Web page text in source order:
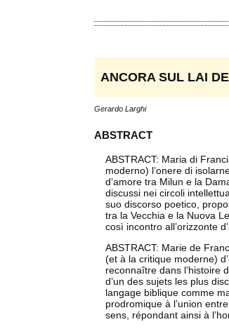
ANCORA SUL LAI
Gerardo Larghi
ABSTRACT
ABSTRACT: Maria di
moderno) l’onere di
d’amore tra Milun e la
discussi nei circoli
suo discorso poetico,
tra la Vecchia e la Nuova
così incontro all’orizzonte
ABSTRACT: Marie de
(et à la critique moderne)
reconnaître dans l’histoire
d’un des sujets les plus
langage biblique comme
prodromique à l’union
sens, répondant ainsi à